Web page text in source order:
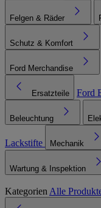
Felgen & Räder
Schutz & Komfort
Ford Merchandise
Ersatzteile Ford
Beleuchtung
Lackstifte Mechanik
Wartung & Inspektion
Kategorien Alle